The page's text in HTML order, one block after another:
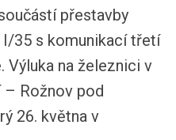
přestavby
35 s komunikací třetí
Výluka na železnici v
– Rožnov pod
26. května v